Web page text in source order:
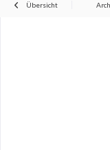
Übersicht